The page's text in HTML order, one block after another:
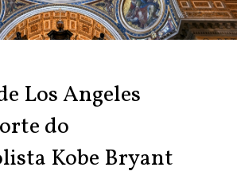
Los Angeles
do
Kobe Bryant